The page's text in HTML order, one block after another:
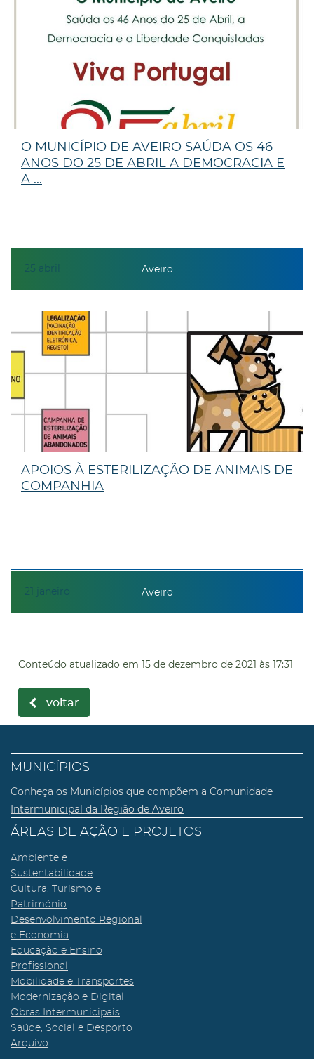
25 abril
O MUNICÍPIO DE AVEIRO SAÚDA OS 46
ANOS DO 25 DE ABRIL A DEMOCRACIA E
A ...
Aveiro
21 janeiro
APOIOS À ESTERILIZAÇÃO DE ANIMAIS DE
COMPANHIA
Aveiro
Conteúdo atualizado em 15 de dezembro de 2021 às 17:31
voltar
MUNICÍPIOS
Conheça os Municípios que compõem a Comunidade
Intermunicipal da Região de Aveiro
ÁREAS DE AÇÃO E PROJETOS
Ambiente e
Sustentabilidade
Cultura, Turismo e
Património
Desenvolvimento Regional
e Economia
Educação e Ensino
Profissional
Mobilidade e Transportes
Modernização e Digital
Obras Intermunicipais
Saúde, Social e Desporto
Arquivo